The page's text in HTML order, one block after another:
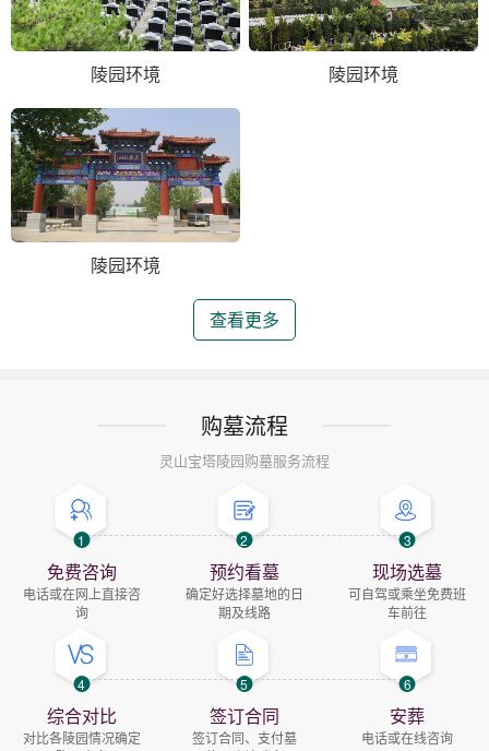
陵园环境 陵园环境
陵园环境
查看更多
购墓流程
灵山宝塔陵园购墓服务流程
1
免费咨询
电话或在网上直接咨
询
2
预约看墓
确定好选择墓地的日
期及线路
3
现场选墓
可自驾或乘坐免费班
车前往
4
综合对比
对比各陵园情况确定
5
签订合同
签订合同、支付墓
6
安葬
电话或在线咨询